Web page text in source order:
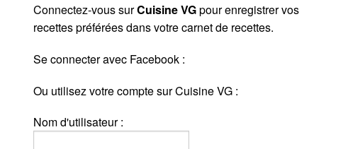
Connectez-vous surCuisine VGpour enregistrer vos
recettes préférées dans votre carnet de recettes.
Se connecter avec Facebook :
Ou utilisez votre compte sur Cuisine VG :
Nom d'utilisateur :